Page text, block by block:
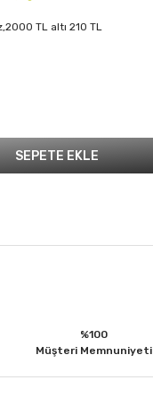
TL altı 210 TL
SEPETE EKLE
%100
Müşteri Memnuniyeti